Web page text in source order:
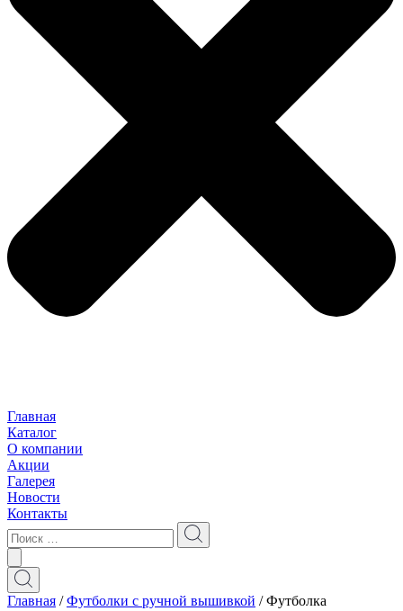
Главная
Каталог
О компании
Акции
Галерея
Новости
Контакты
Главная /Футболки с ручной вышивкой / Футболкa